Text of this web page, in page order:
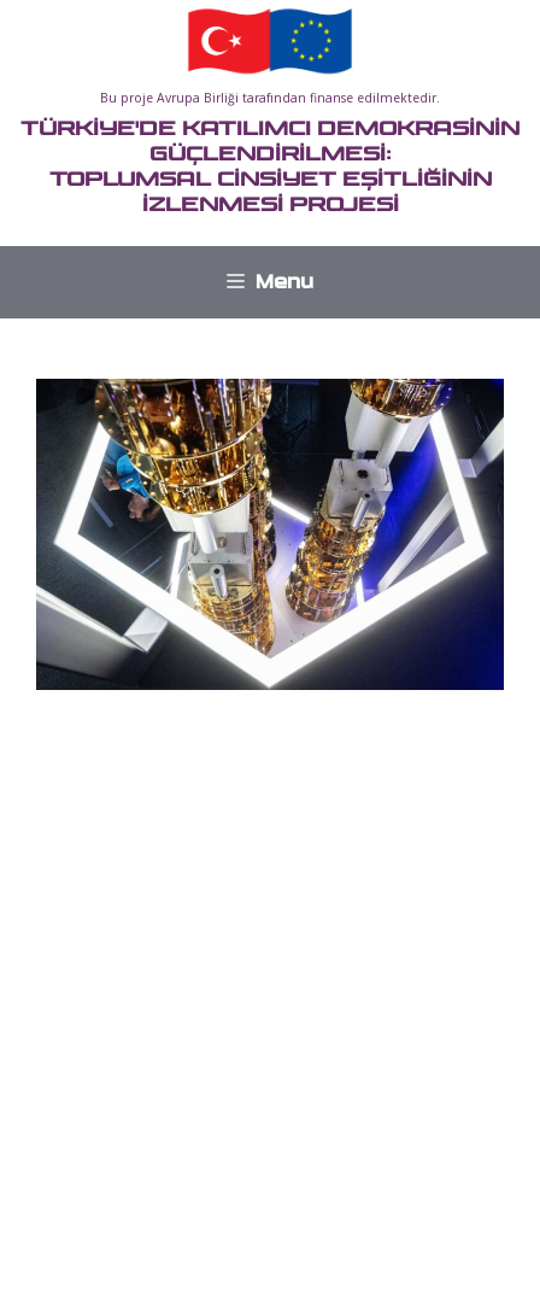
Bu proje Avrupa Birliği tarafından finanse edilmektedir.
TÜRKİYE'DE KATILIMCI DEMOKRASİNİN
GÜÇLENDİRİLMESİ:
TOPLUMSAL CİNSİYET EŞİTLİĞİNİN
İZLENMESİ PROJESİ
Menu